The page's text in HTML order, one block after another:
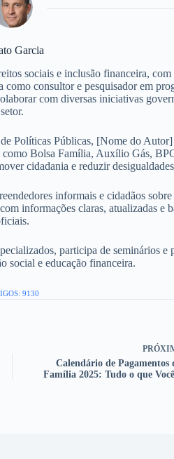
Garcia
sociais e inclusão financeira, com
consultor e pesquisador em
com diversas iniciativas
setor.
Políticas Públicas, [Nome do
Bolsa Família, Auxílio Gás,
cidadania e reduzir
informais e cidadãos
informações claras, atualizadas e
participa de seminários e
social e educação financeira.
9130
Calendário de Pagamentos
Família 2025: Tudo o que